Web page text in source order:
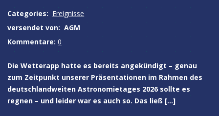
Categories: Ereignisse
versendet von: AGM
Kommentare: 0
Die Wetterapp hatte es bereits angekündigt – genau
zum Zeitpunkt unserer Präsentationen im Rahmen des
deutschlandweiten Astronomietages 2026 sollte es
regnen – und leider war es auch so. Das ließ […]